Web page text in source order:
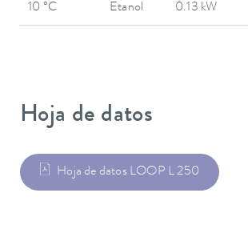
10 °C Etanol 0.13 kW
Hoja de datos
Hoja de datos LOOP L 250